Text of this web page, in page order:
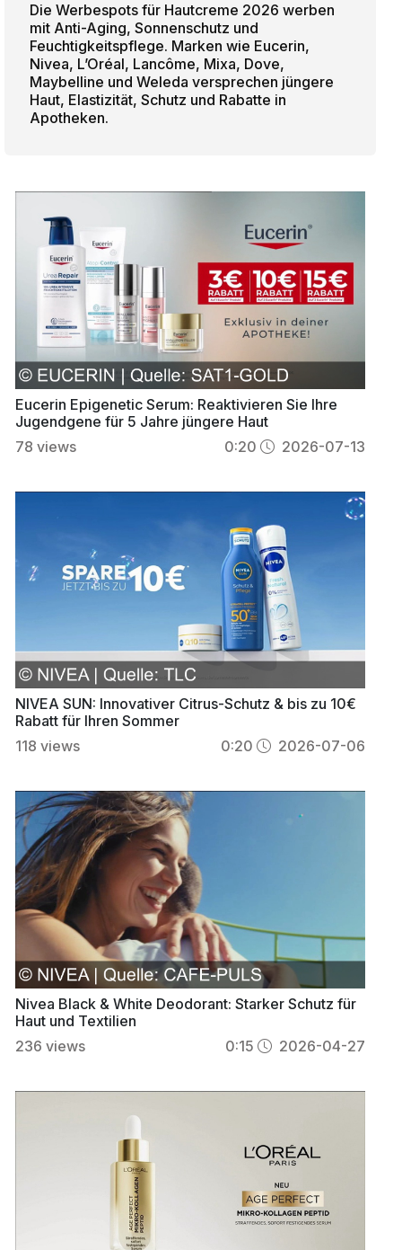
Die Werbespots für Hautcreme 2026 werben
mit Anti-Aging, Sonnenschutz und
Feuchtigkeitspflege. Marken wie Eucerin,
Nivea, L’Oréal, Lancôme, Mixa, Dove,
Maybelline und Weleda versprechen jüngere
Haut, Elastizität, Schutz und Rabatte in
Apotheken.
Eucerin Epigenetic Serum: Reaktivieren Sie Ihre
Jugendgene für 5 Jahre jüngere Haut
78 views 0:20 2026-07-13
NIVEA SUN: Innovativer Citrus-Schutz & bis zu 10€
Rabatt für Ihren Sommer
118 views 0:20 2026-07-06
Nivea Black & White Deodorant: Starker Schutz für
Haut und Textilien
236 views 0:15 2026-04-27